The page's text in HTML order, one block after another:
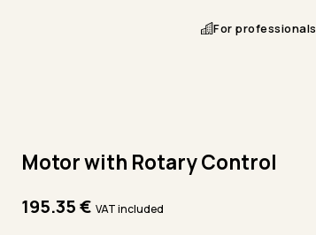
For professionals
Motor with Rotary Control
195.35€ VAT included